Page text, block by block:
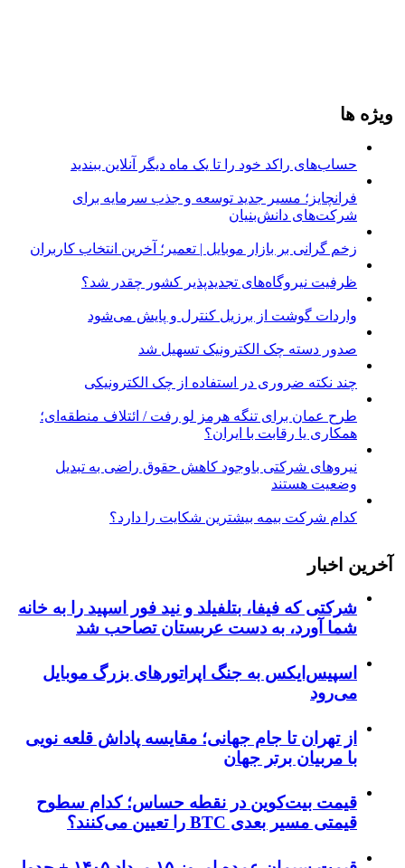
ویژه ها
حساب‌های راکد خود را تا یک ماه دیگر آنلاین ببندید
فرانچایز؛ مسیر جدید توسعه و جذب سرمایه برای
شرکت‌های دانش‌بنیان
زخم گرانی بر بازار موبایل | تعمیر؛ آخرین انتخاب کاربران
ظرفیت نیروگاه‌های تجدیدپذیر کشور چقدر شد؟
واردات گوشت از برزیل کنترل و پایش می‌شود
صدور دسته چک الکترونیک تسهیل شد
چند نکته ضروری در استفاده از چک الکترونیکی
طرح عمان برای تنگه هرمز لو رفت / ائتلاف منطقه‌ای؛
همکاری یا رقابت با ایران؟
نیروهای شرکتی باوجود کاهش حقوق راضی به تبدیل
وضعیت هستند
کدام شرکت بیمه بیشترین شکایت را دارد؟
آخرین اخبار
شرکتی که فیفا، بتلفیلد و نید فور اسپید را به خانه
شما آورد، به دست عربستان تصاحب شد
اسپیس‌ایکس به جنگ اپراتورهای بزرگ موبایل
می‌رود
از تهران تا جام جهانی؛ مقایسه پاداش قلعه نویی
با مربیان برتر جهان
قیمت بیت‌کوین در نقطه حساس؛ کدام سطوح
قیمتی مسیر بعدی BTC را تعیین می‌کنند؟